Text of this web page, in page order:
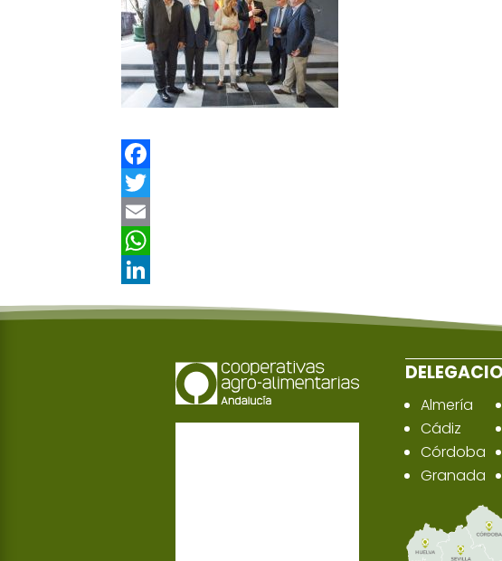
Facebook
Twitter
Email
WhatsApp
Almería
Cádiz
Córdoba
Granada